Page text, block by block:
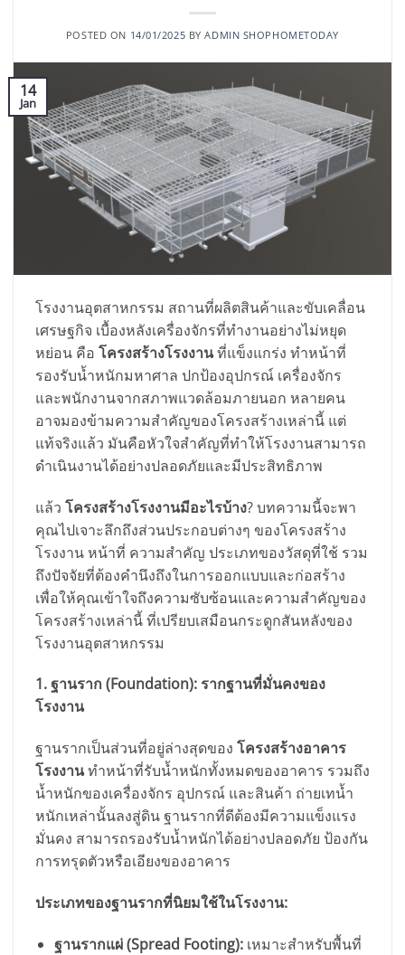
POSTED ON 14/01/2025 BYADMIN SHOPHOMETODAY
14
Jan
โรงงานอุตสาหกรรม สถานที่ผลิตสินค้าและขับเคลื่อน
เศรษฐกิจ เบื้องหลังเครื่องจักรที่ทำงานอย่างไม่หยุด
หย่อน คือ โครงสร้างโรงงานที่แข็งแกร่ง ทำหน้าที่
รองรับน้ำหนักมหาศาล ปกป้องอุปกรณ์ เครื่องจักร
และพนักงานจากสภาพแวดล้อมภายนอก หลายคน
อาจมองข้ามความสำคัญของโครงสร้างเหล่านี้ แต่
แท้จริงแล้ว มันคือหัวใจสำคัญที่ทำให้โรงงานสามารถ
ดำเนินงานได้อย่างปลอดภัยและมีประสิทธิภาพ
แล้ว โครงสร้างโรงงานมีอะไรบ้าง? บทความนี้จะพา
คุณไปเจาะลึกถึงส่วนประกอบต่างๆ ของโครงสร้าง
โรงงาน หน้าที่ ความสำคัญ ประเภทของวัสดุที่ใช้ รวม
ถึงปัจจัยที่ต้องคำนึงถึงในการออกแบบและก่อสร้าง
เพื่อให้คุณเข้าใจถึงความซับซ้อนและความสำคัญของ
โครงสร้างเหล่านี้ ที่เปรียบเสมือนกระดูกสันหลังของ
โรงงานอุตสาหกรรม
1. ฐานราก (Foundation): รากฐานที่มั่นคงของ
โรงงาน
ฐานรากเป็นส่วนที่อยู่ล่างสุดของ โครงสร้างอาคาร
โรงงานทำหน้าที่รับน้ำหนักทั้งหมดของอาคาร รวมถึง
น้ำหนักของเครื่องจักร อุปกรณ์ และสินค้า ถ่ายเทน้ำ
หนักเหล่านั้นลงสู่ดิน ฐานรากที่ดีต้องมีความแข็งแรง
มั่นคง สามารถรองรับน้ำหนักได้อย่างปลอดภัย ป้องกัน
การทรุดตัวหรือเอียงของอาคาร
ประเภทของฐานรากที่นิยมใช้ในโรงงาน:
ฐานรากแผ่ (Spread Footing):เหมาะสำหรับพื้นที่